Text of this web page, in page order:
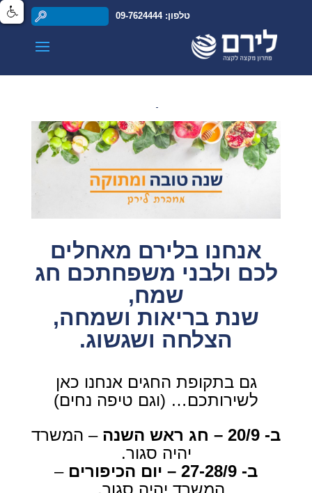
טלפון: 09-7624444
שנה טובה מלירם
אנחנו בלירם מאחלים
לכם ולבני משפחתכם חג
שמח,
שנת בריאות ושמחה,
הצלחה ושגשוג.
גם בתקופת החגים אנחנו כאן
לשירותכם… (וגם טיפה נחים)
ב- 20/9 – חג ראש השנה
– המשרד
יהיה סגור.
ב- 27-28/9 – יום הכיפורים
–
המשרד יהיה סגור.